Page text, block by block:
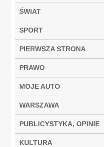
ŚWIAT
SPORT
PIERWSZA STRONA
PRAWO
MOJE AUTO
WARSZAWA
PUBLICYSTYKA, OPINIE
KULTURA